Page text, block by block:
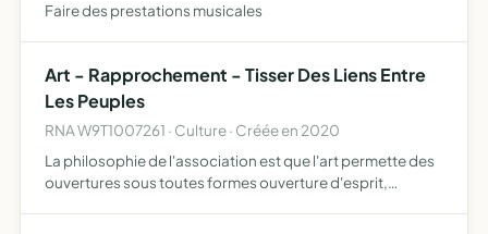
Faire des prestations musicales
Art - Rapprochement - Tisser Des Liens Entre
Les Peuples
RNA W9T1007261 · Culture · Créée en 2020
La philosophie de l'association est que l'art permette des
ouvertures sous toutes formes ouverture d'esprit,